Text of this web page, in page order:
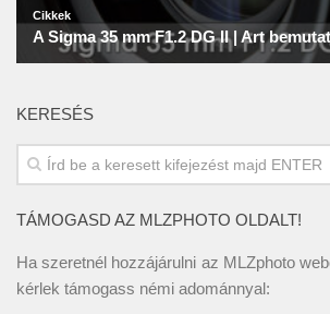
KERESÉS
TÁMOGASD AZ MLZPHOTO OLDALT!
Ha szeretnél hozzájárulni az MLZphoto
kérlek támogass némi adománnyal: